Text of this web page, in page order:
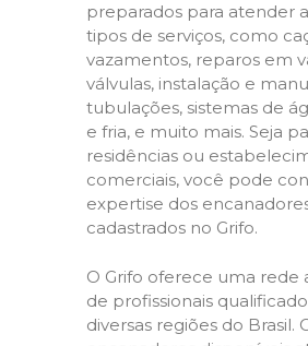
preparados para atender
tipos de serviços, como
vazamentos, reparos em
válvulas, instalação e
tubulações, sistemas de
e fria, e muito mais. Seja
residências ou
comerciais, você pode
expertise dos
cadastrados no Grifo.
O Grifo oferece uma rede
de profissionais
diversas regiões do Brasil.